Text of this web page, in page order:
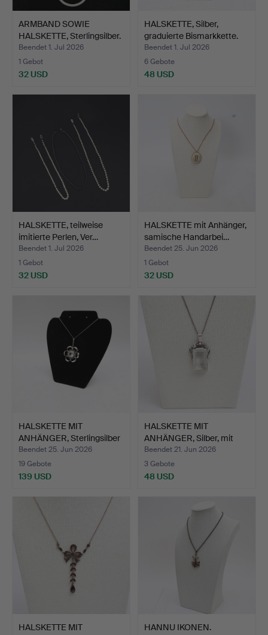
ARMBAND SOWIE
HALSKETTE, Sterlingsilber.
Beendet 1. Jul 2026
1 Gebot
32 USD
HALSKETTE, Silber,
graduierte Bismarkkette.
Beendet 1. Jul 2026
6 Gebote
48 USD
HALSKETTE, teilweise
imitierte Perlen, Ver…
Beendet 1. Jul 2026
1 Gebot
32 USD
HALSKETTE mit Anhänger,
samische Handarbei…
Beendet 25. Jun 2026
1 Gebot
32 USD
HALSKETTE MIT
ANHÄNGER, Sterlingsilber
197…
Beendet 25. Jun 2026
19 Gebote
139 USD
HALSKETTE MIT
ANHÄNGER, Silber, mit
gefass…
Beendet 21. Jun 2026
3 Gebote
48 USD
HALSKETTE MIT
HANNU IKONEN.